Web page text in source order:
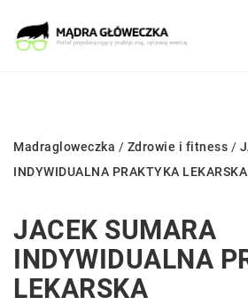
Madragloweczka / Zdrowie i fitness /
INDYWIDUALNA PRAKTYKA LEKARSKA
JACEK SUMARA
INDYWIDUALNA
LEKARSKA